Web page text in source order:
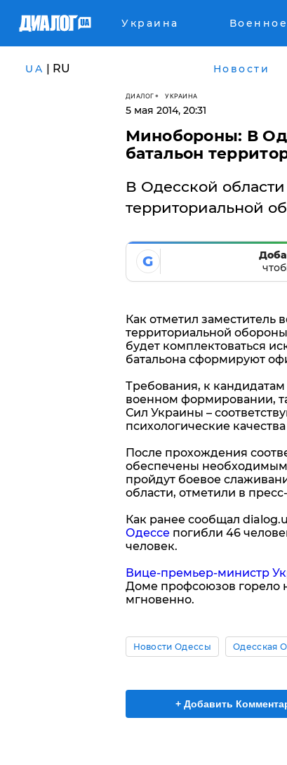
Украина
UA | RU Новости
ДИАЛОГ УКРАИНА
5 мая 2014, 20:31
Минобороны: В
батальон
В Одесской области
территориальной
G
Как отметил заместитель
территориальной
будет комплектоваться
батальона сформируют
Требования, к
военном формировании,
Сил Украины –
психологические качества
После прохождения
обеспечены
пройдут боевое
области, отметили в
Как ранее сообщал
Одессепогибли 46
человек.
Вице-премьер-министр
Доме профсоюзов горело
мгновенно.
Новости Одессы Одесская
+ Добавить